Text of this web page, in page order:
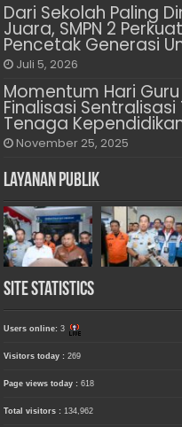
Dari Sekolah Paling
Juara, SMPN 2
Pencetak Generasi
Juli 5, 2026
Momentum Hari
Finalisasi
Tenaga
November 25, 2025
Layanan Publik
Site Statistics
Users online:3
Visitors today :269
Page views today :618
Total visitors :134,962